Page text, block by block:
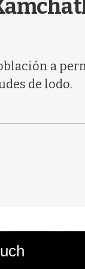
a
de lodo.